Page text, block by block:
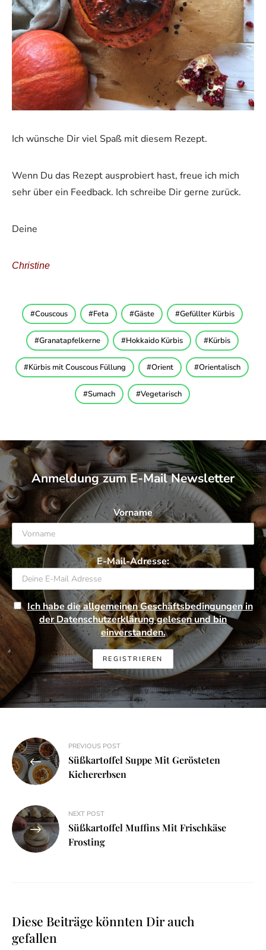
Ich wünsche Dir viel Spaß mit diesem Rezept.
Wenn Du das Rezept ausprobiert hast, freue ich mich
sehr über ein Feedback. Ich schreibe Dir gerne zurück.
Deine
Christine
Couscous Feta Gäste Gefüllter Kürbis
Granatapfelkerne Hokkaido Kürbis Kürbis
Kürbis mit Couscous Füllung Orient Orientalisch
Sumach Vegetarisch
Anmeldung zum E-Mail Newsletter
Vorname
E-Mail-Adresse:
Ich habe die allgemeinen Geschäftsbedingungen in
der Datenschutzerklärung gelesen und bin
einverstanden.
Beitragsnavigation
PREVIOUS POST
Süßkartoffel Suppe Mit Gerösteten
Kichererbsen
NEXT POST
Süßkartoffel Muffins Mit Frischkäse
Frosting
Diese Beiträge könnten Dir auch
gefallen